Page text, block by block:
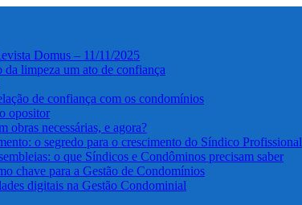
Domus – 11/11/2025
limpeza um ato de confiança
de confiança com os condomínios
opositor
obras necessárias, e agora?
o segredo para o crescimento do Síndico Profissional
o que Síndicos e Condôminos precisam saber
chave para a Gestão de Condomínios
digitais na Gestão Condominial